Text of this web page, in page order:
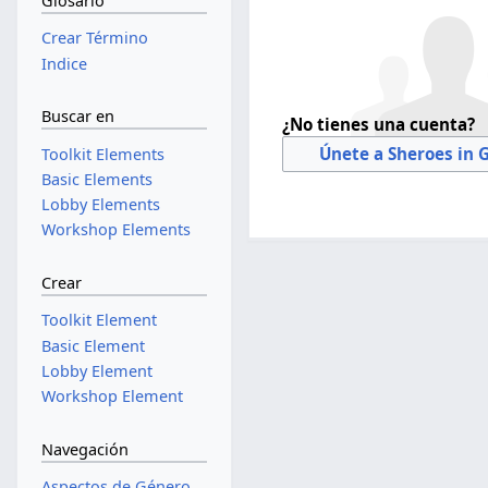
¿No tienes una cuenta?
Únete a Sheroes in
Crear Término
Indice
Buscar en
Toolkit Elements
Basic Elements
Lobby Elements
Workshop Elements
Crear
Toolkit Element
Basic Element
Lobby Element
Workshop Element
Navegación